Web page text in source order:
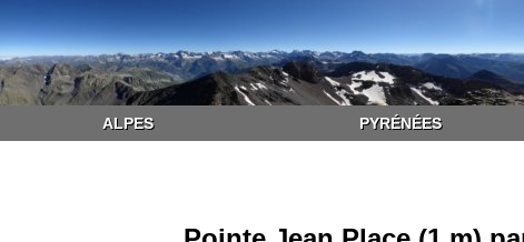
ALPES PYRÉNÉES